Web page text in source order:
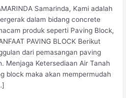
Samarinda, Kami adalah
dalam bidang concrete
produk seperti Paving Block,
PAVING BLOCK Berikut
dari pemasangan paving
Menjaga Ketersediaan Air Tanah
block maka akan mempermudah